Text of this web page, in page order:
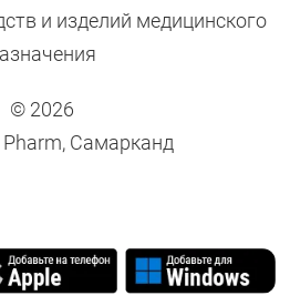
и изделий медицинского
© 2026
Pharm, Самарканд